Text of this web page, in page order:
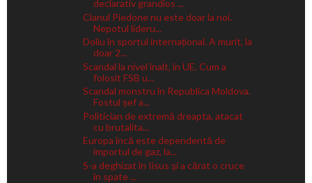
declarativ grandios ...
Clanul Piedone nu este doar la noi.
Nepotul lideru...
Doliu în sportul internațional. A murit, la
doar 2...
Scandal la nivel înalt, în UE. Cum a
folosit FSB u...
Scandal monstru în Republica Moldova.
Fostul șef a...
Politician de extremă dreapta, atacat
cu brutalita...
Europa încă este dependentă de
importul de gaz, la...
S-a deghizat în Iisus și a cărat o cruce
în spate ...